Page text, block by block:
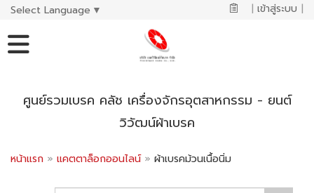
Select Language ▼ | เข้าสู่ระบบ |
ศูนย์รวมเบรค คลัช เครื่องจักรอุตสาหกรรม - ยนต์
วิวัฒน์ผ้าเบรค
หน้าแรก » แคตตาล็อกออนไลน์ » ผ้าเบรคม้วนเนื้อนิ่ม